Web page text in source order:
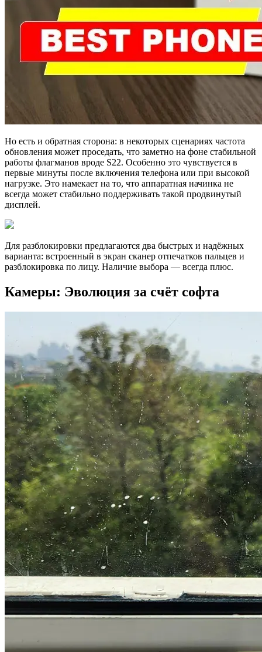
Но есть и обратная сторона: в некоторых сценариях частота
обновления может проседать, что заметно на фоне стабильной
работы флагманов вроде S22. Особенно это чувствуется в
первые минуты после включения телефона или при высокой
нагрузке. Это намекает на то, что аппаратная начинка не
всегда может стабильно поддерживать такой продвинутый
дисплей.
Для разблокировки предлагаются два быстрых и надёжных
варианта: встроенный в экран сканер отпечатков пальцев и
разблокировка по лицу. Наличие выбора — всегда плюс.
Камеры: Эволюция за счёт софта